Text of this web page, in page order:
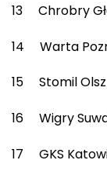
13 Chrobry
14 Warta
15 Stomil
16 Wigry
17 GKS